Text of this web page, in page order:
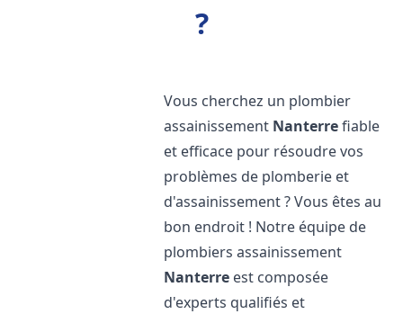
?
Vous cherchez un plombier
assainissement Nanterrefiable
et efficace pour résoudre vos
problèmes de plomberie et
d'assainissement ? Vous êtes au
bon endroit ! Notre équipe de
plombiers assainissement
Nanterre est composée
d'experts qualifiés et